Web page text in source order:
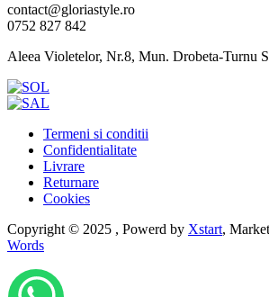
contact@gloriastyle.ro
0752 827 842
Aleea Violetelor, Nr.8, Mun. Drobeta-Turnu
Termeni si conditii
Confidentialitate
Livrare
Returnare
Cookies
Copyright © 2025 , Powerd by Xstart,
Words